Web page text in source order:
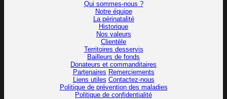
Qui sommes-nous ?
Notre équipe
La périnatalité
Historique
Nos valeurs
Clientèle
Territoires desservis
Bailleurs de fonds
Donateurs et commanditaires
Partenaires Remerciements
Liens utiles Contactez-nous
Politique de prévention des maladies
Politique de confidentialité